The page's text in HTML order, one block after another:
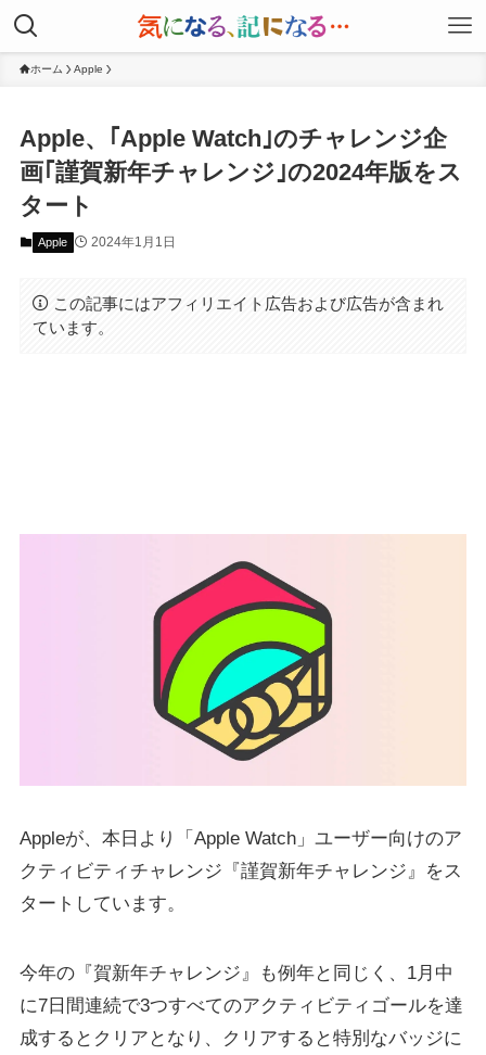
ホーム Apple
Apple、｢Apple Watch｣のチャレンジ企
画｢謹賀新年チャレンジ｣の2024年版をス
タート
Apple 2024年1月1日
この記事にはアフィリエイト広告および広告が含まれ
ています。
Appleが、本日より「Apple Watch」ユーザー向けのア
クティビティチャレンジ『謹賀新年チャレンジ』をス
タートしています。
今年の『賀新年チャレンジ』も例年と同じく、1月中
に7日間連続で3つすべてのアクティビティゴールを達
成するとクリアとなり、クリアすると特別なバッジに